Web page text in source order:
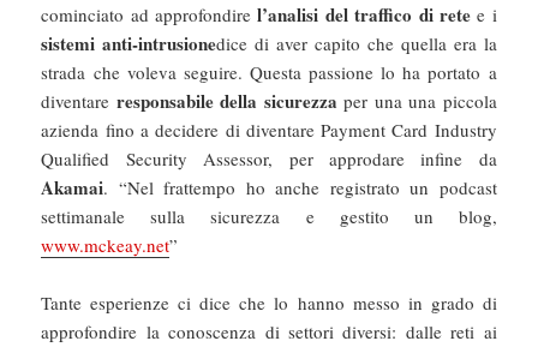
cominciato ad approfondirel’analisi del traffico di retee i
sistemi anti-intrusionedice di aver capito che quella era la
strada che voleva seguire. Questa passione lo ha portato a
diventare responsabile della sicurezza per una una piccola
azienda fino a decidere di diventare Payment Card Industry
Qualified Security Assessor, per approdare infine da
Akamai. “Nel frattempo ho anche registrato un podcast
settimanale sulla sicurezza e gestito un blog,
www.mckeay.net”
Tante esperienze ci dice che lo hanno messo in grado di
approfondire la conoscenza di settori diversi: dalle reti ai